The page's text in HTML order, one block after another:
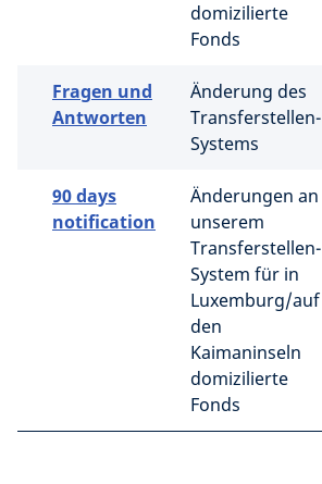
domizilierte
Fonds
Fragen und
Antworten
Änderung des
Transferstellen-
Systems
90 days
notification
Änderungen an
unserem
Transferstellen-
System für in
Luxemburg/auf
den
Kaimaninseln
domizilierte
Fonds